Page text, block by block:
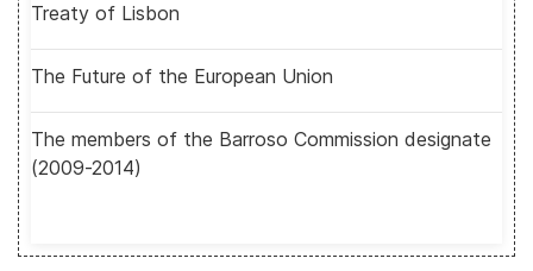
Treaty of Lisbon
The Future of the European Union
The members of the Barroso Commission designate
(2009-2014)